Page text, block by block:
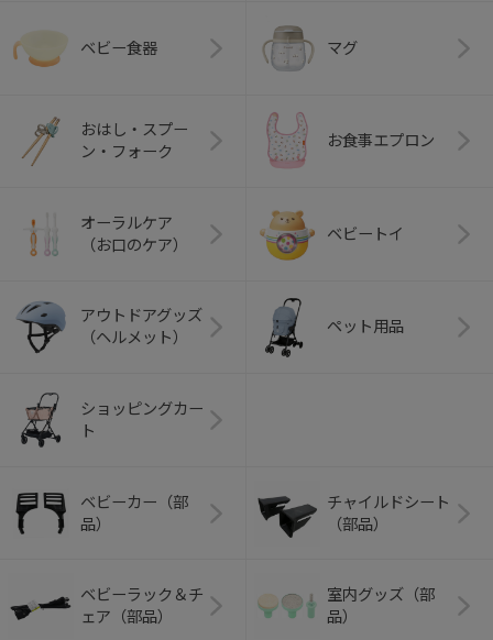
ベビー食器 マグ
おはし・スプー
ン・フォーク
お食事エプロン
オーラルケア
（お口のケア）
ベビートイ
アウトドアグッズ
（ヘルメット）
ペット用品
ショッピングカー
ト
ベビーカー（部
品）
チャイルドシート
（部品）
ベビーラック＆チ
ェア（部品）
室内グッズ（部
品）